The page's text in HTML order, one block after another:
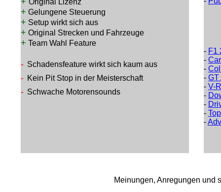
Original Lizenz
+ Gelungene Steuerung
+ Setup wirkt sich aus
+ Original Strecken und Fahrzeuge
+ Team Wahl Feature
- Schadensfeature wirkt sich kaum aus
- Kein Pit Stop in der Meisterschaft
- Schwache Motorensounds
- F1
-
-
- GT
- V-
-
-
-
-
Meinungen, Anregungen und